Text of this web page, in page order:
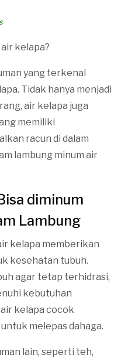
kelapa?
yang terkenal
Tidak hanya menjadi
air kelapa juga
memiliki
racun di dalam
lambung minum air
diminum
Lambung
kelapa memberikan
kesehatan tubuh.
agar tetap terhidrasi,
kebutuhan
kelapa cocok
melepas dahaga.
lain, seperti teh,